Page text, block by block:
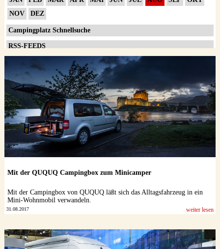
NOV
DEZ
Campingplatz Schnellsuche
RSS-FEEDS
Datenschutzerklärung
Mit der QUQUQ Campingbox zum Minicamper
Mit der Campingbox von QUQUQ läßt sich das Alltagsfahrzeug in ein
Mini-Wohnmobil verwandeln.
31.08.2017 weiter lesen